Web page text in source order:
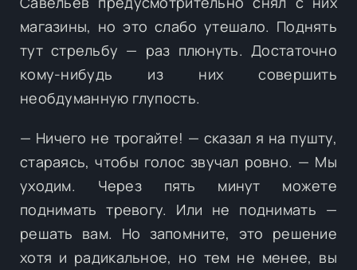
магазины, но это слабо утешало. Поднять
тут стрельбу — раз плюнуть. Достаточно
кому-нибудь из них совершить
необдуманную глупость.
— Ничего не трогайте! — сказал я на пушту,
стараясь, чтобы голос звучал ровно. — Мы
уходим. Через пять минут можете
поднимать тревогу. Или не поднимать —
решать вам. Но запомните, это решение
хотя и радикальное, но тем не менее, вы